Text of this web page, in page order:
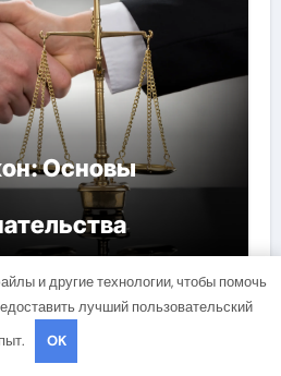
Основы
и другие технологии, чтобы помочь
лучший пользовательский
OK